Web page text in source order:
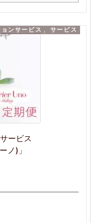
ービス
ノ)」
ンサービス , サービス